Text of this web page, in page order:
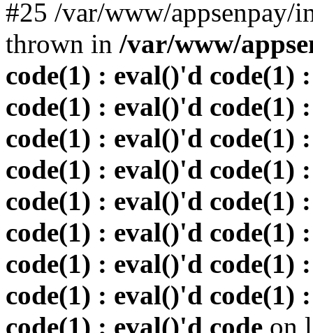
#25 /var/www/
thrown in /var/www/
code(1) : eval()'d code(1)
code(1) : eval()'d code(1)
code(1) : eval()'d code(1)
code(1) : eval()'d code(1)
code(1) : eval()'d code(1)
code(1) : eval()'d code(1)
code(1) : eval()'d code(1)
code(1) : eval()'d code(1)
code(1) : eval()'d code on